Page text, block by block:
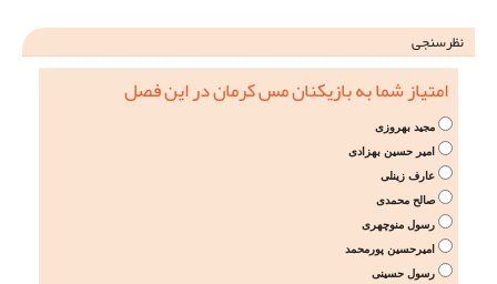
نظرسنجی
امتیاز شما به بازیکنان مس کرمان در این فصل
مجید بهروزی
امیر حسین بهزادی
عارف زینلی
صالح محمدی
رسول منوچهری
امیرحسین پورمحمد
رسول حسینی